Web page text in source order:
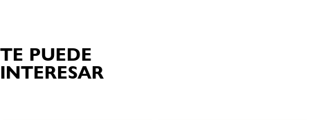
TE PUEDE
INTERESAR